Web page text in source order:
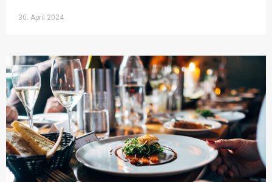
30. April 2024